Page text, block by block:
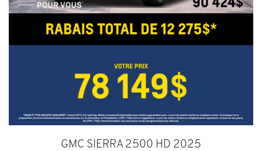
GMC SIERRA 2500 HD 2025